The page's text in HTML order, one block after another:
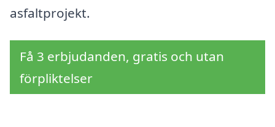
asfaltprojekt.
Få 3 erbjudanden, gratis och utan
förpliktelser